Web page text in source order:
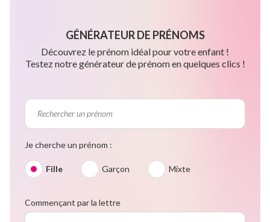
GÉNÉRATEUR DE PRÉNOMS
Découvrez le prénom idéal pour votre enfant !
Testez notre générateur de prénom en quelques clics !
Je cherche un prénom :
Fille Garçon Mixte
Commençant par la lettre